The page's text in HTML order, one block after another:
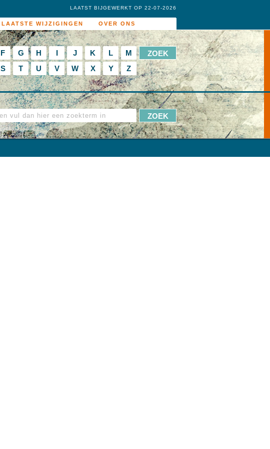
LAATSTE WIJZIGINGEN OVER ONS
LAATST BIJGEWERKT OP 22-07-2026
F G H I J K L
M
S T U V W X Y Z